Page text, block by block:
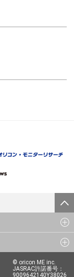
© oricon ME inc.
JASRAC許諾番号：
9009642140Y38026